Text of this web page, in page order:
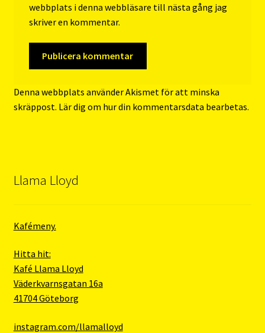
webbplats i denna webbläsare till nästa gång jag
skriver en kommentar.
Denna webbplats använder Akismet för att minska
skräppost. Lär dig om hur din kommentarsdata bearbetas.
Llama Lloyd
Kafémeny.
Hitta hit:
Kafé Llama Lloyd
Väderkvarnsgatan 16a
41704 Göteborg
instagram.com/llamalloyd